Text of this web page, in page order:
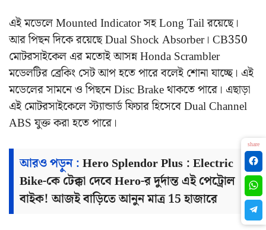
এই মডেলে Mounted Indicator সহ Long Tail রয়েছে।
আর পিছন দিকে রয়েছে Dual Shock Absorber। CB350
মোটরসাইকেল এর মতোই আসন্ন Honda Scrambler
মডেলটির ব্রেকিং সেট আপ হতে পারে বলেই শোনা যাচ্ছে। এই
মডেলের সামনে ও পিছনে Disc Brake থাকতে পারে। এছাড়া
এই মোটরসাইকেলে স্ট্যান্ডার্ড ফিচার হিসেবে Dual Channel
ABS যুক্ত করা হতে পারে।
আরও পড়ুন :Hero Splendor Plus : Electric
Bike-কে টেক্কা দেবে Hero-র দুর্দান্ত এই পেট্রোল
বাইক! আজই বাড়িতে আনুন মাত্র 15 হাজারে
share